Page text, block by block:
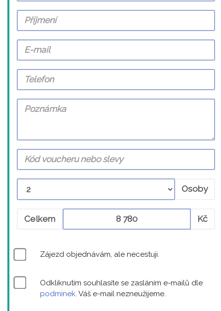
Osoby
Celkem Kč
Zájezd objednávám, ale necestuji.
Odkliknutím souhlasíte se zasláním e-mailů dle
podmínek . Váš e-mail nezneužijeme.